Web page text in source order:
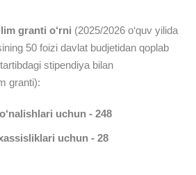
granti o‘rni (2025/2026 o‘quv yilida
50 foizi davlat budjetidan qoplab
stipendiya bilan
granti):
uchun - 248
uchun - 28